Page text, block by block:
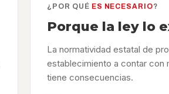
¿POR QUÉ ES NECESARIO?
Porque la ley lo
La normatividad estatal de
establecimiento a contar con
tiene consecuencias.